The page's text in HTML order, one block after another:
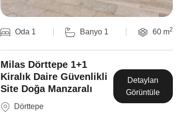
Oda 1 Banyo 1 60 m2
Milas Dörttepe 1+1
Kiralık Daire Güvenlikli
Site Doğa Manzaralı
Dörttepe
Detayları
Görüntüle